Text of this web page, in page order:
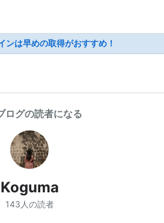
ンは早めの取得がおすすめ！
ログの読者になる
Koguma
143人の読者